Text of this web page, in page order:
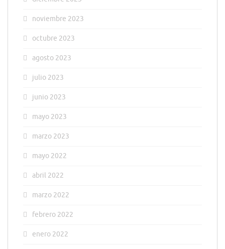
noviembre 2023
octubre 2023
agosto 2023
julio 2023
junio 2023
mayo 2023
marzo 2023
mayo 2022
abril 2022
marzo 2022
febrero 2022
enero 2022